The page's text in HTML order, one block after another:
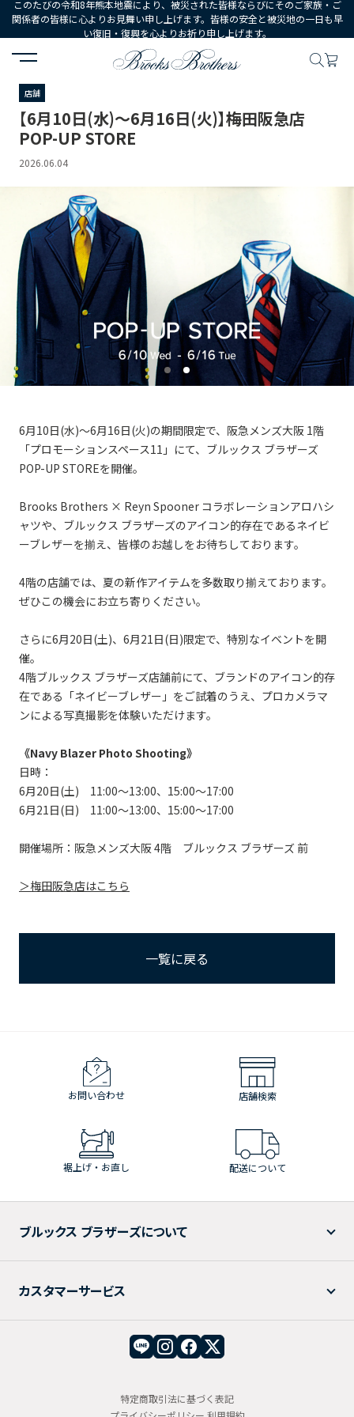
このたびの令和8年熊本地震により、被災された皆様ならびにそのご家族・ご
関係者の皆様に心よりお見舞い申し上げます。皆様の安全と被災地の一日も早
い復旧・復興を心よりお祈り申し上げます。
HOME 【6月10日(水)～6月16日(火)】梅田阪急店 POP-UP
店舗
【6月10日(水)～6月16日(火)】梅田阪急店
POP-UP STORE
2026.06.04
6月10日(水)～6月16日(火)の期間限定で、阪急メンズ大阪 1階
「プロモーションスペース11」にて、ブルックス ブラザーズ
POP-UP STOREを開催。
Brooks Brothers × Reyn Spooner コラボレーションアロハシ
ャツや、ブルックス ブラザーズのアイコン的存在であるネイビ
ーブレザーを揃え、皆様のお越しをお待ちしております。
4階の店舗では、夏の新作アイテムを多数取り揃えております。
ぜひこの機会にお立ち寄りください。
さらに6月20日(土)、6月21日(日)限定で、特別なイベントを開
催。
4階ブルックス ブラザーズ店舗前にて、ブランドのアイコン的存
在である「ネイビーブレザー」をご試着のうえ、プロカメラマ
ンによる写真撮影を体験いただけます。
《Navy Blazer Photo Shooting》
日時：
6月20日(土) 11:00～13:00、15:00～17:00
6月21日(日) 11:00～13:00、15:00～17:00
開催場所：阪急メンズ大阪 4階 ブルックス ブラザーズ 前
＞梅田阪急店はこちら
一覧に戻る
お問い合わせ 店舗検索
裾上げ・お直し 配送について
ブルックス ブラザーズについて
カスタマーサービス
特定商取引法に基づく表記